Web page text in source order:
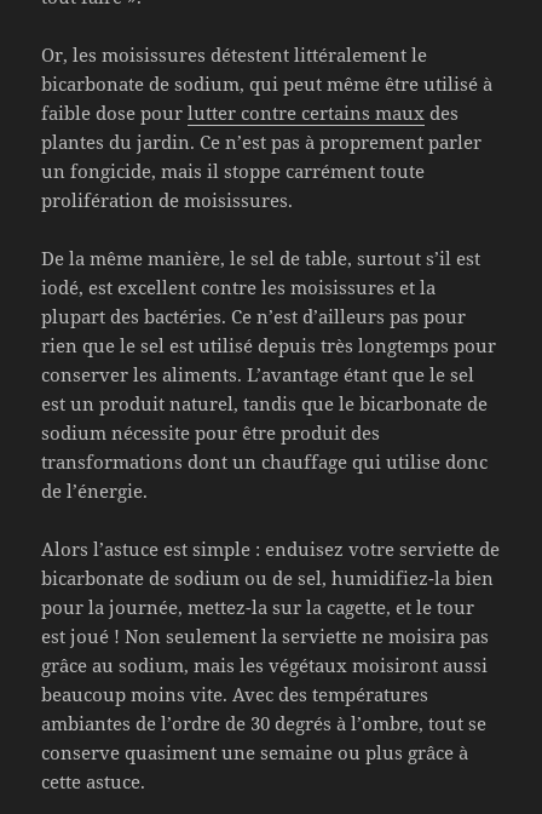
Or, les moisissures détestent littéralement le
bicarbonate de sodium, qui peut même être utilisé à
faible dose pourlutter contre certains maux des
plantes du jardin. Ce n’est pas à proprement parler
un fongicide, mais il stoppe carrément toute
prolifération de moisissures.
De la même manière, le sel de table, surtout s’il est
iodé, est excellent contre les moisissures et la
plupart des bactéries. Ce n’est d’ailleurs pas pour
rien que le sel est utilisé depuis très longtemps pour
conserver les aliments. L’avantage étant que le sel
est un produit naturel, tandis que le bicarbonate de
sodium nécessite pour être produit des
transformations dont un chauffage qui utilise donc
de l’énergie.
Alors l’astuce est simple : enduisez votre serviette de
bicarbonate de sodium ou de sel, humidifiez-la bien
pour la journée, mettez-la sur la cagette, et le tour
est joué ! Non seulement la serviette ne moisira pas
grâce au sodium, mais les végétaux moisiront aussi
beaucoup moins vite. Avec des températures
ambiantes de l’ordre de 30 degrés à l’ombre, tout se
conserve quasiment une semaine ou plus grâce à
cette astuce.